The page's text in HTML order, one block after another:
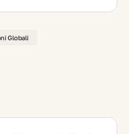
Globali